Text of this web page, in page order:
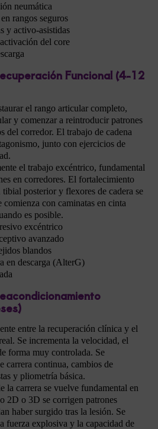
neumática
rangos seguros
y activo-asistidas
del core
Funcional (4-12
el rango articular completo,
y comenzar a reintroducir patrones
del corredor. El trabajo de cadena
junto con ejercicios de
el trabajo excéntrico, fundamental
en corredores. El fortalecimiento
posterior y flexores de cadera se
con caminatas en cinta
es posible.
excéntrico
avanzado
blandos
en descarga (AlterG)
entre la recuperación clínica y el
Se incrementa la velocidad, el
forma muy controlada. Se
carrera continua, cambios de
y pliometría básica.
la carrera se vuelve fundamental en
2D o 3D se corrigen patrones
haber surgido tras la lesión. Se
fuerza explosiva y la capacidad de